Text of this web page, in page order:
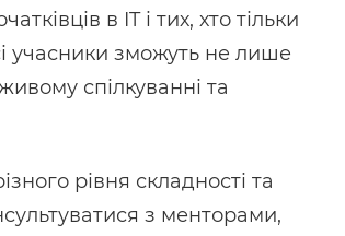
в IT і тих, хто тільки
учасники зможуть не лише
спілкуванні та
рівня складності та
з менторами,